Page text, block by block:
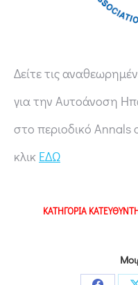
Δείτε τις
για την Αυτοάνοση
στο περιοδικό
κλικ ΕΔΩ
ΚΑΤΗΓΟΡΙΑ